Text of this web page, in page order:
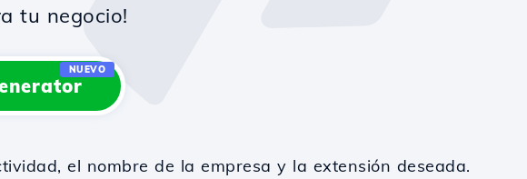
tu negocio!
NUEVO
el nombre de la empresa y la extensión deseada.